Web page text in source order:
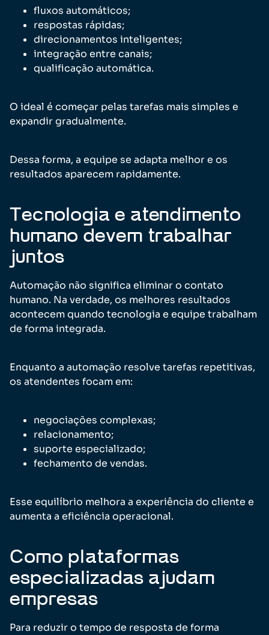
fluxos automáticos;
respostas rápidas;
direcionamentos inteligentes;
integração entre canais;
qualificação automática.
O ideal é começar pelas tarefas mais simples e
expandir gradualmente.
Dessa forma, a equipe se adapta melhor e os
resultados aparecem rapidamente.
Tecnologia e atendimento
humano devem trabalhar
juntos
Automação não significa eliminar o contato
humano. Na verdade, os melhores resultados
acontecem quando tecnologia e equipe trabalham
de forma integrada.
Enquanto a automação resolve tarefas repetitivas,
os atendentes focam em:
negociações complexas;
relacionamento;
suporte especializado;
fechamento de vendas.
Esse equilíbrio melhora a experiência do cliente e
aumenta a eficiência operacional.
Como plataformas
especializadas ajudam
empresas
Para reduzir o tempo de resposta de forma